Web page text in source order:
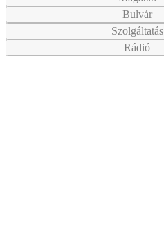
Bulvár
Szolgáltatás
Rádió